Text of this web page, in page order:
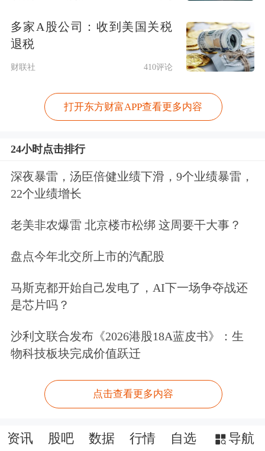
多家A股公司：收到美国关税
退税
财联社 410评论
打开东方财富APP查看更多内容
24小时点击排行
深夜暴雷，汤臣倍健业绩下滑，9个业绩暴雷，
22个业绩增长
老美非农爆雷 北京楼市松绑 这周要干大事？
盘点今年北交所上市的汽配股
马斯克都开始自己发电了，AI下一场争夺战还
是芯片吗？
沙利文联合发布《2026港股18A蓝皮书》：生
物科技板块完成价值跃迁
点击查看更多内容
资讯 股吧 数据 行情 自选 导航